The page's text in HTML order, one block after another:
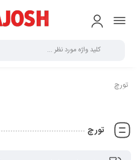
تورچ
تورچ